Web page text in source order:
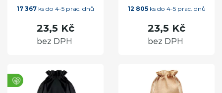
17 367 ks do 4-5 prac. dnů
23,5 Kč
bez DPH
12 805ks do 4-5 prac. dnů
23,5 Kč
bez DPH